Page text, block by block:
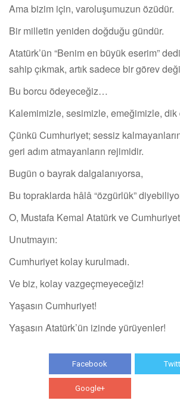
Ama bizim için, varoluşumuzun özüdür.
Bir milletin yeniden doğduğu gündür.
Atatürk’ün “Benim en büyük eserim”
sahip çıkmak, artık sadece bir görev
Bu borcu ödeyeceğiz…
Kalemimizle, sesimizle, emeğimizle, dik
Çünkü Cumhuriyet; sessiz
geri adım atmayanların rejimidir.
Bugün o bayrak dalgalanıyorsa,
Bu topraklarda hâlâ “özgürlük”
O, Mustafa Kemal Atatürk ve
Unutmayın:
Cumhuriyet kolay kurulmadı.
Ve biz, kolay vazgeçmeyeceğiz!
Yaşasın Cumhuriyet!
Yaşasın Atatürk’ün izinde yürüyenler!
Facebook
Google+